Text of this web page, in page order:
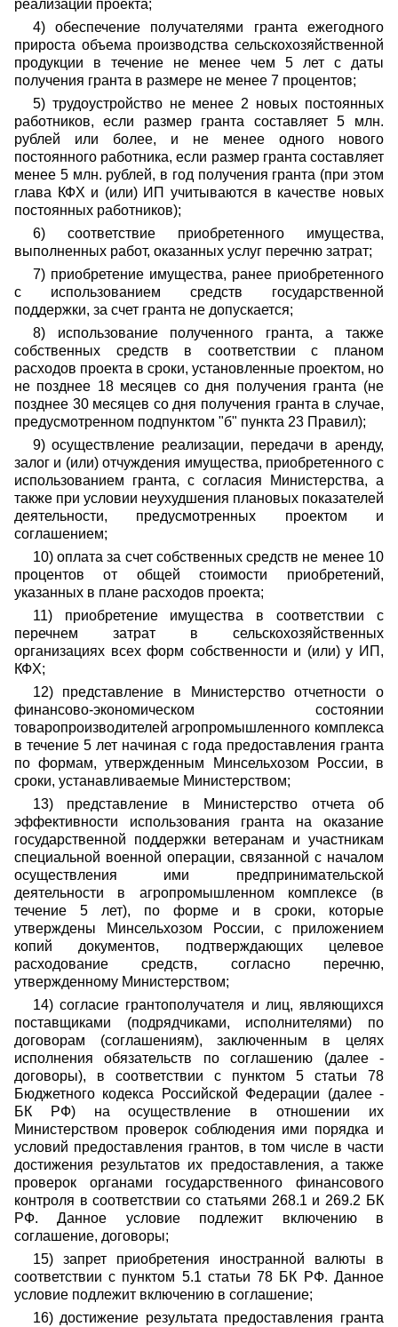
реализации проекта;
4) обеспечение получателями гранта ежегодного
прироста объема производства сельскохозяйственной
продукции в течение не менее чем 5 лет с даты
получения гранта в размере не менее 7 процентов;
5) трудоустройство не менее 2 новых постоянных
работников, если размер гранта составляет 5 млн.
рублей или более, и не менее одного нового
постоянного работника, если размер гранта составляет
менее 5 млн. рублей, в год получения гранта (при этом
глава КФХ и (или) ИП учитываются в качестве новых
постоянных работников);
6) соответствие приобретенного имущества,
выполненных работ, оказанных услуг перечню затрат;
7) приобретение имущества, ранее приобретенного
с использованием средств государственной
поддержки, за счет гранта не допускается;
8) использование полученного гранта, а также
собственных средств в соответствии с планом
расходов проекта в сроки, установленные проектом, но
не позднее 18 месяцев со дня получения гранта (не
позднее 30 месяцев со дня получения гранта в случае,
предусмотренном подпунктом "б" пункта 23 Правил);
9) осуществление реализации, передачи в аренду,
залог и (или) отчуждения имущества, приобретенного с
использованием гранта, с согласия Министерства, а
также при условии неухудшения плановых показателей
деятельности, предусмотренных проектом и
соглашением;
10) оплата за счет собственных средств не менее 10
процентов от общей стоимости приобретений,
указанных в плане расходов проекта;
11) приобретение имущества в соответствии с
перечнем затрат в сельскохозяйственных
организациях всех форм собственности и (или) у ИП,
КФХ;
12) представление в Министерство отчетности о
финансово-экономическом состоянии
товаропроизводителей агропромышленного комплекса
в течение 5 лет начиная с года предоставления гранта
по формам, утвержденным Минсельхозом России, в
сроки, устанавливаемые Министерством;
13) представление в Министерство отчета об
эффективности использования гранта на оказание
государственной поддержки ветеранам и участникам
специальной военной операции, связанной с началом
осуществления ими предпринимательской
деятельности в агропромышленном комплексе (в
течение 5 лет), по форме и в сроки, которые
утверждены Минсельхозом России, с приложением
копий документов, подтверждающих целевое
расходование средств, согласно перечню,
утвержденному Министерством;
14) согласие грантополучателя и лиц, являющихся
поставщиками (подрядчиками, исполнителями) по
договорам (соглашениям), заключенным в целях
исполнения обязательств по соглашению (далее -
договоры), в соответствии с пунктом 5 статьи 78
Бюджетного кодекса Российской Федерации (далее -
БК РФ) на осуществление в отношении их
Министерством проверок соблюдения ими порядка и
условий предоставления грантов, в том числе в части
достижения результатов их предоставления, а также
проверок органами государственного финансового
контроля в соответствии со статьями 268.1 и 269.2 БК
РФ. Данное условие подлежит включению в
соглашение, договоры;
15) запрет приобретения иностранной валюты в
соответствии с пунктом 5.1 статьи 78 БК РФ. Данное
условие подлежит включению в соглашение;
16) достижение результата предоставления гранта